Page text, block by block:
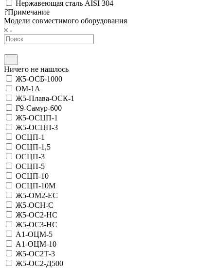
Нержавеющая сталь AISI 304
?Примечание
Модели совместимого оборудования
Ничего не нашлось
Ж5-ОСБ-1000
ОМ-1А
Ж5-Плава-ОСК-1
Г9-Самур-600
Ж5-ОСЦП-1
Ж5-ОСЦП-3
ОСЦП-1
ОСЦП-1,5
ОСЦП-3
ОСЦП-5
ОСЦП-10
ОСЦП-10М
Ж5-ОМ2-ЕС
Ж5-ОСН-С
Ж5-ОС2-НС
Ж5-ОС3-НС
А1-ОЦМ-5
А1-ОЦМ-10
Ж5-ОС2Т-3
Ж5-ОС2-Д500